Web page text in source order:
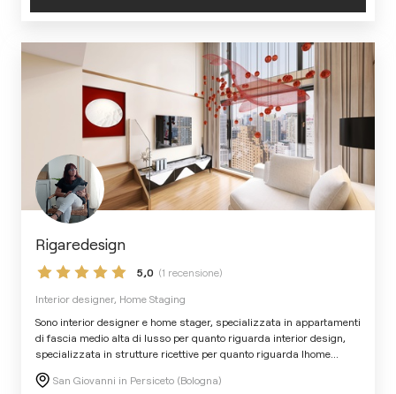
Rigaredesign
5,0 (1 recensione)
Interior designer, Home Staging
Sono interior designer e home stager, specializzata in appartamenti
di fascia medio alta di lusso per quanto riguarda interior design,
specializzata in strutture ricettive per quanto riguarda lhome
San Giovanni in Persiceto (Bologna)